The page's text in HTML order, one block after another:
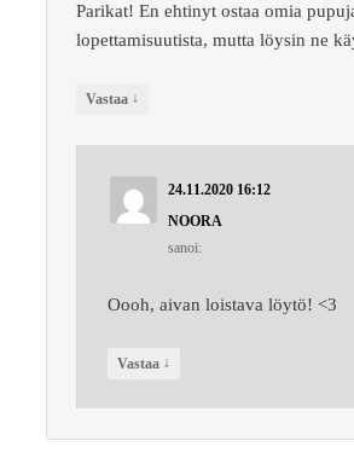
Parikat! En ehtinyt ostaa omia
lopettamisuutista, mutta löysin ne
Vastaa ↓
24.11.2020 16:12
NOORA
sanoi:
Oooh, aivan loistava löytö! <3
Vastaa ↓